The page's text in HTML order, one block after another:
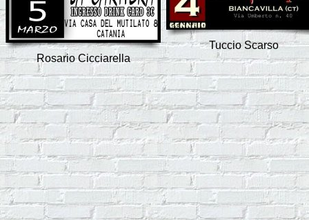
Rosario Cicciarella
Tuccio Scarso